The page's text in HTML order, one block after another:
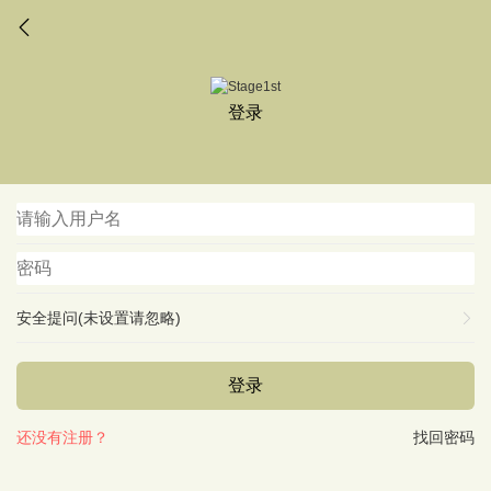
登录
安全提问(未设置请忽略)
登录
找回密码
还没有注册？